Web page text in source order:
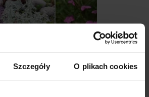
Szczegóły O plikach cookies